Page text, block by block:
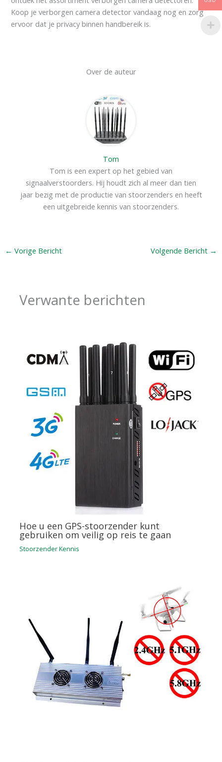
Koop je verborgen camera detector vandaag nog en zorg
ervoor dat je privacy binnen handbereik is.
Over de auteur
Tom
Tom is een expert op het gebied van
signaalverstoorders. Hij houdt zich al meer dan tien
jaar bezig met de productie van stoorzenders en heeft
een uitgebreide kennis van stoorzenders.
← Vorige Bericht Volgende Bericht →
Verwante berichten
Hoe u een GPS-stoorzender kunt
gebruiken om veilig op reis te gaan
Stoorzender Kennis